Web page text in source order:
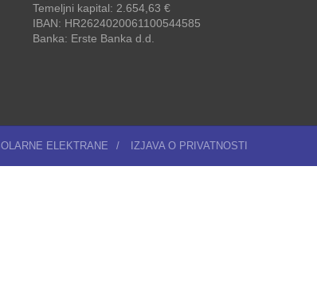
Temeljni kapital: 2.654,63 €
IBAN: HR2624020061100544585
Banka: Erste Banka d.d.
ELEKTRANE / IZJAVA O PRIVATNOSTI